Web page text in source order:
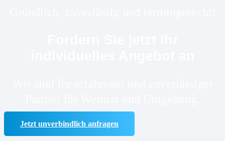
Jetzt unverbindlich anfragen